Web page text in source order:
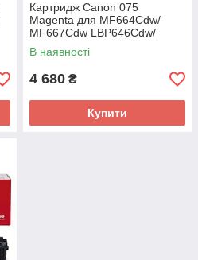
Картридж Canon 075
Magenta для MF664Cdw/
MF667Cdw LBP646Cdw/
LBP647Cdw (6363C002AA)
В наявності
4 680 ₴
Купити